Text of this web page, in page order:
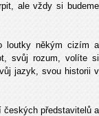
ale vždy si budeme
loutky někým cizím a
svůj rozum, volíte si
jazyk, svou historii v
českých představitelů a